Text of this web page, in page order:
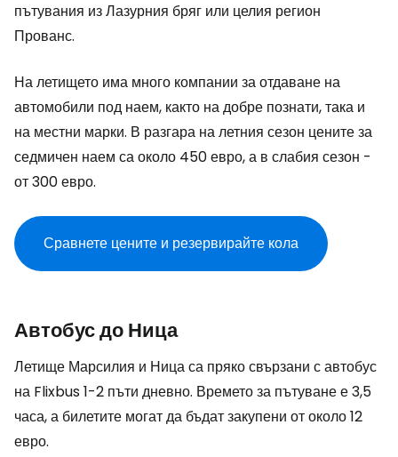
пътувания из Лазурния бряг или целия регион
Прованс.
На летището има много компании за отдаване на
автомобили под наем, както на добре познати, така и
на местни марки. В разгара на летния сезон цените за
седмичен наем са около 450 евро, а в слабия сезон -
от 300 евро.
Сравнете цените и резервирайте кола
Автобус до Ница
Летище Марсилия и Ница са пряко свързани с автобус
на Flixbus 1-2 пъти дневно. Времето за пътуване е 3,5
часа, а билетите могат да бъдат закупени от около 12
евро.